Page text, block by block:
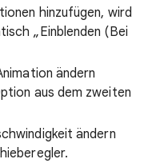
hinzufügen, wird
„Einblenden (Bei
ändern
aus dem zweiten
ändern